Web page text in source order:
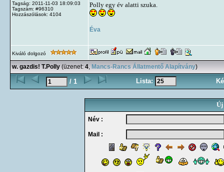
Tagság: 2011-11-03 18:09:03
Tagszám: #96310
Hozzászólások: 4104
Polly egy év alatti szuka.
Éva
Kiváló dolgozó
w. gazdis! T.Polly (üzenet: 4, Mancs-Rancs Állatmentő Alapítvány)
/ 1 Lista:
Új
Név :
Mail :